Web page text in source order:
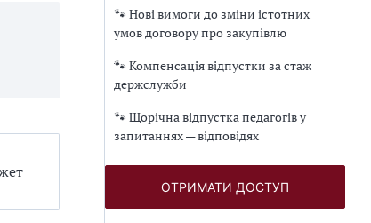
🐾 Нові вимоги до зміни істотних
умов договору про закупівлю
🐾 Компенсація відпустки за стаж
держслужби
🐾 Щорічна відпустка педагогів у
запитаннях — відповідях
ОТРИМАТИ ДОСТУП